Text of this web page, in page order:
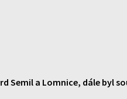
Semil a Lomnice, dále byl